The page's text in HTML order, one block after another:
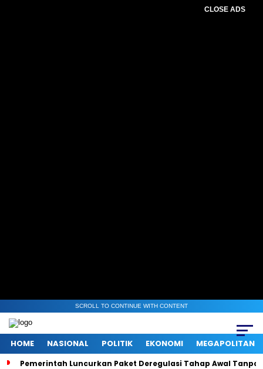
CLOSE ADS
SCROLL TO CONTINUE WITH CONTENT
HOME NASIONAL POLITIK EKONOMI MEGAPOLITAN
Pemerintah Luncurkan Paket Deregulasi Tahap Awal Tanpa